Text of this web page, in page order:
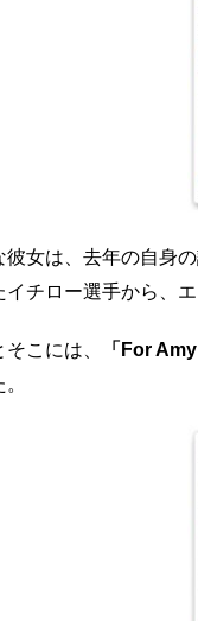
彼女は、去年の自身
イチロー選手から、
こには、 「For